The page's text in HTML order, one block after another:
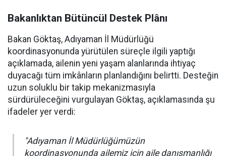
Bakanlıktan Bütüncül Destek Plânı
Bakan Göktaş, Adıyaman İl Müdürlüğü
koordinasyonunda yürütülen süreçle ilgili yaptığı
açıklamada, ailenin yeni yaşam alanlarında ihtiyaç
duyacağı tüm imkânların planlandığını belirtti. Desteğin
uzun soluklu bir takip mekanizmasıyla
sürdürüleceğini vurgulayan Göktaş, açıklamasında şu
ifadeler yer verdi:
"Adıyaman İl Müdürlüğümüzün
koordinasyonunda ailemiz için aile danışmanlığı